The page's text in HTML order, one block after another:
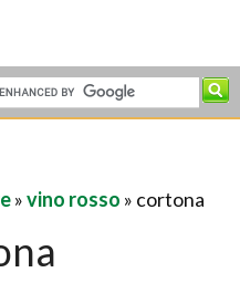
»vino rosso » cortona